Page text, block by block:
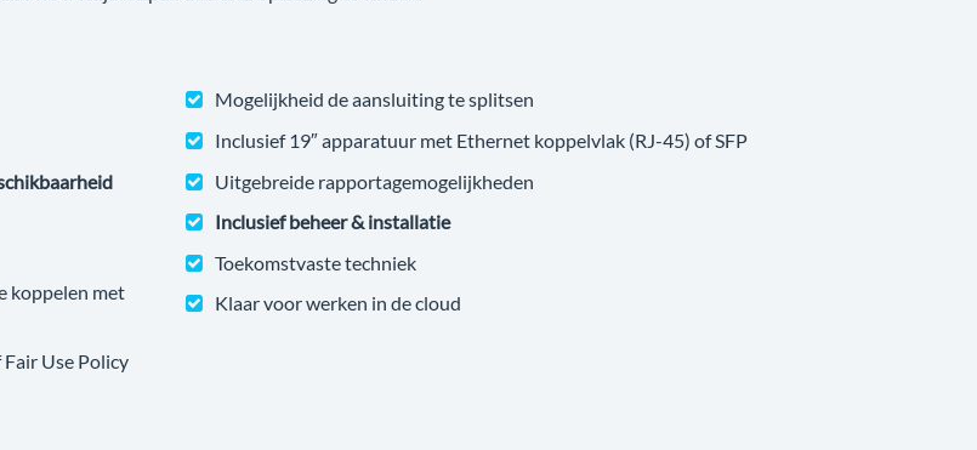
koppelen met
Use Policy
Mogelijkheid de aansluiting te splitsen
Inclusief 19″ apparatuur met Ethernet koppelvlak (RJ-45) of SFP
Uitgebreide rapportagemogelijkheden
Inclusief beheer & installatie
Toekomstvaste techniek
Klaar voor werken in de cloud